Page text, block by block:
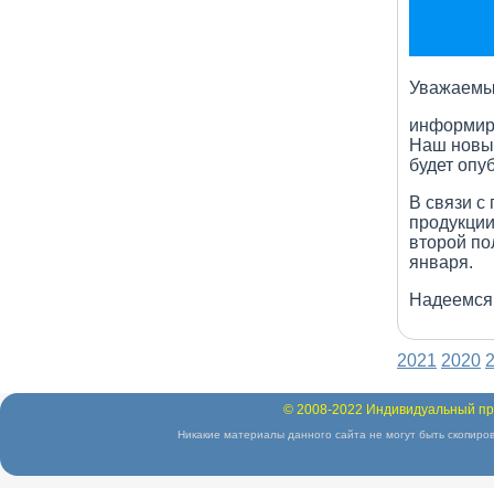
Наш
будет
В связи с
второй
января.
2021 2020
© 2008-2022 Индивидуальный
Никакие материалы данного сайта не могут быть